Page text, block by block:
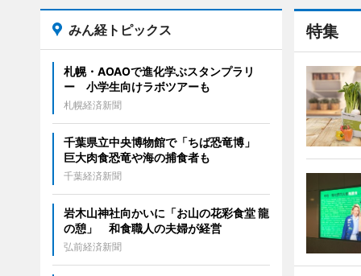
特集
みん経トピックス
札幌・AOAOで進化学ぶスタンプラリ
ー 小学生向けラボツアーも
札幌経済新聞
千葉県立中央博物館で「ちば恐竜博」
巨大肉食恐竜や海の捕食者も
千葉経済新聞
岩木山神社向かいに「お山の花彩食堂 龍
の憩」 和食職人の夫婦が経営
弘前経済新聞